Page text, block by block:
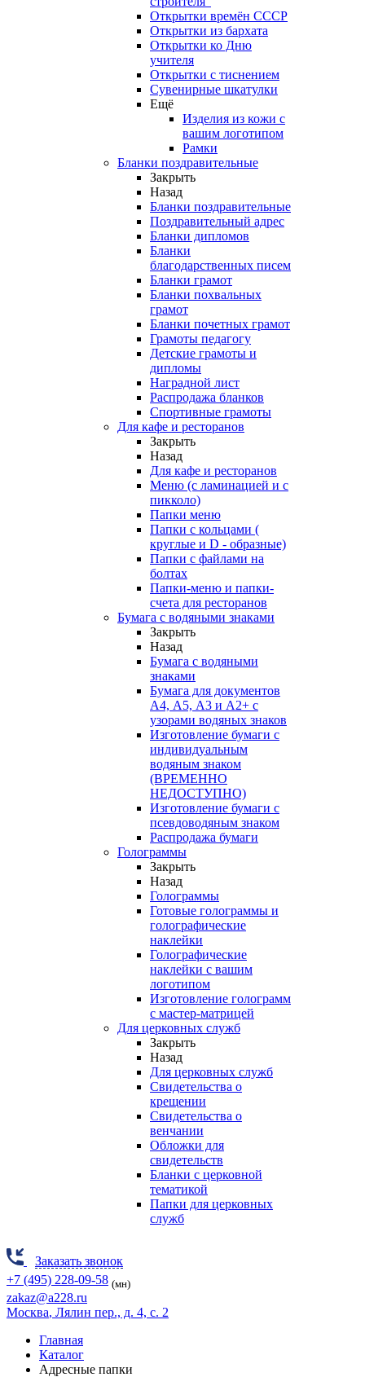
Открытки времён СССР
Открытки из бархата
Открытки ко Дню
учителя
Открытки с тиснением
Сувенирные шкатулки
Ещё
Изделия из кожи с
вашим логотипом
Рамки
Бланки поздравительные
Закрыть
Назад
Бланки поздравительные
Поздравительный адрес
Бланки дипломов
Бланки
благодарственных писем
Бланки грамот
Бланки похвальных
грамот
Бланки почетных грамот
Грамоты педагогу
Детские грамоты и
дипломы
Наградной лист
Распродажа бланков
Спортивные грамоты
Для кафе и ресторанов
Закрыть
Назад
Для кафе и ресторанов
Меню (с ламинацией и с
пикколо)
Папки меню
Папки с кольцами (
круглые и D - образные)
Папки с файлами на
болтах
Папки-меню и папки-
счета для ресторанов
Бумага с водяными знаками
Закрыть
Назад
Бумага с водяными
знаками
Бумага для документов
А4, А5, А3 и А2+ с
узорами водяных знаков
Изготовление бумаги с
индивидуальным
водяным знаком
(ВРЕМЕННО
НЕДОСТУПНО)
Изготовление бумаги с
псевдоводяным знаком
Распродажа бумаги
Голограммы
Закрыть
Назад
Голограммы
Готовые голограммы и
голографические
наклейки
Голографические
наклейки с вашим
логотипом
Изготовление голограмм
с мастер-матрицей
Для церковных служб
Закрыть
Назад
Для церковных служб
Свидетельства о
крещении
Свидетельства о
венчании
Обложки для
свидетельств
Бланки с церковной
тематикой
Папки для церковных
служб
Заказать звонок
+7 (495) 228-09-58 (мн)
zakaz@a228.ru
Москва, Лялин пер., д. 4, с. 2
Главная
Каталог
Адресные папки